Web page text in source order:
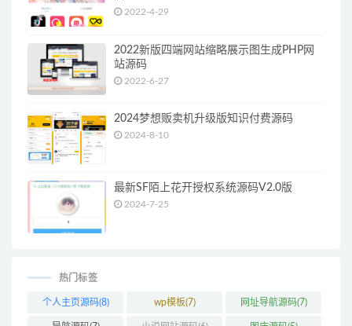
2022-4-29
2022新版四端网站缩略展示图生成PHP网
站源码
2022-6-27
2024梦想贩卖机升级版知识付费源码
2024-8-10
最新SF陌上花开授权系统源码V2.0版
2024-7-25
热门标签
个人主页源码(8) wp模板(7) 网址导航源码(7)